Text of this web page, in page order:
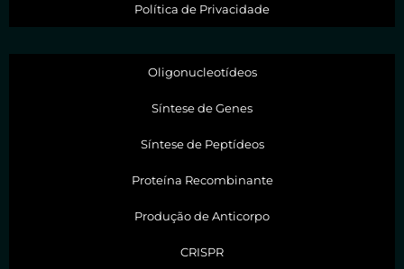
Política de Privacidade
Oligonucleotídeos
Síntese de Genes
Síntese de Peptídeos
Proteína Recombinante
Produção de Anticorpo
CRISPR